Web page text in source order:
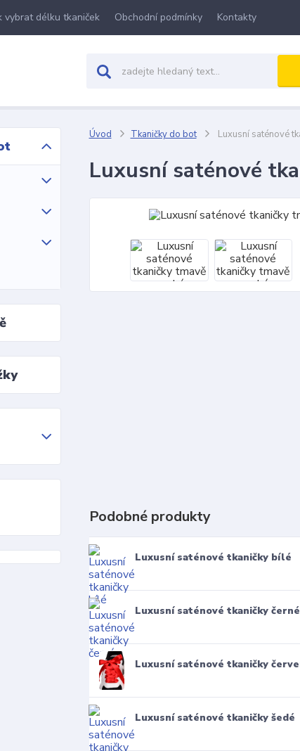
vybrat délku tkaniček Obchodní podmínky Kontakty
Úvod Tkaničky do bot Luxusní saténové
Luxusní saténové
Podobné produkty
Luxusní saténové tkaničky bílé
Luxusní saténové tkaničky černé
Luxusní saténové tkaničky
Luxusní saténové tkaničky šedé